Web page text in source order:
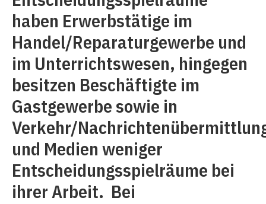
haben Erwerbstätige im
Handel/Reparaturgewerbe und
im Unterrichtswesen, hingegen
besitzen Beschäftigte im
Gastgewerbe sowie in
Verkehr/
und Medien weniger
Entscheidungsspielräume bei
ihrer Arbeit. Bei